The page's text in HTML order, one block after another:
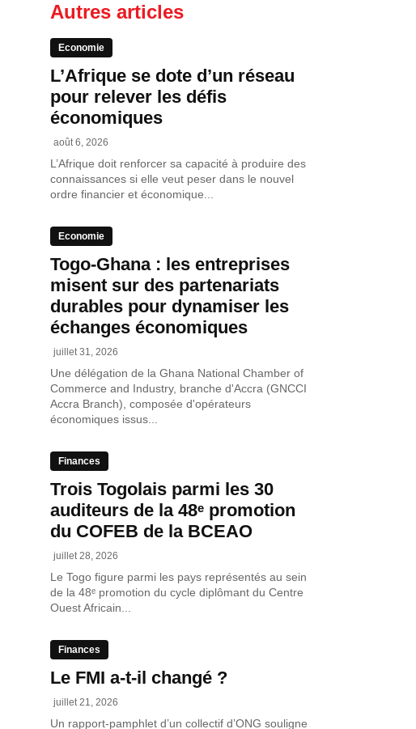
Autres articles
Economie
L’Afrique se dote d’un réseau
pour relever les défis
économiques
août 6, 2026
L’Afrique doit renforcer sa capacité à produire des
connaissances si elle veut peser dans le nouvel
ordre financier et économique...
Economie
Togo-Ghana : les entreprises
misent sur des partenariats
durables pour dynamiser les
échanges économiques
juillet 31, 2026
Une délégation de la Ghana National Chamber of
Commerce and Industry, branche d'Accra (GNCCI
Accra Branch), composée d'opérateurs
économiques issus...
Finances
Trois Togolais parmi les 30
auditeurs de la 48ᵉ promotion
du COFEB de la BCEAO
juillet 28, 2026
Le Togo figure parmi les pays représentés au sein
de la 48ᵉ promotion du cycle diplômant du Centre
Ouest Africain...
Finances
Le FMI a-t-il changé ?
juillet 21, 2026
Un rapport-pamphlet d’un collectif d’ONG souligne